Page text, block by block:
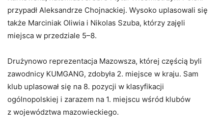
przypadł Aleksandrze Chojnackiej. Wysoko uplasowali się
także Marciniak Oliwia i Nikolas Szuba, którzy zajęli
miejsca w przedziale 5–8.
Drużynowo reprezentacja Mazowsza, której częścią byli
zawodnicy KUMGANG, zdobyła 2. miejsce w kraju. Sam
klub uplasował się na 8. pozycji w klasyfikacji
ogólnopolskiej i zarazem na 1. miejscu wśród klubów
z województwa mazowieckiego.